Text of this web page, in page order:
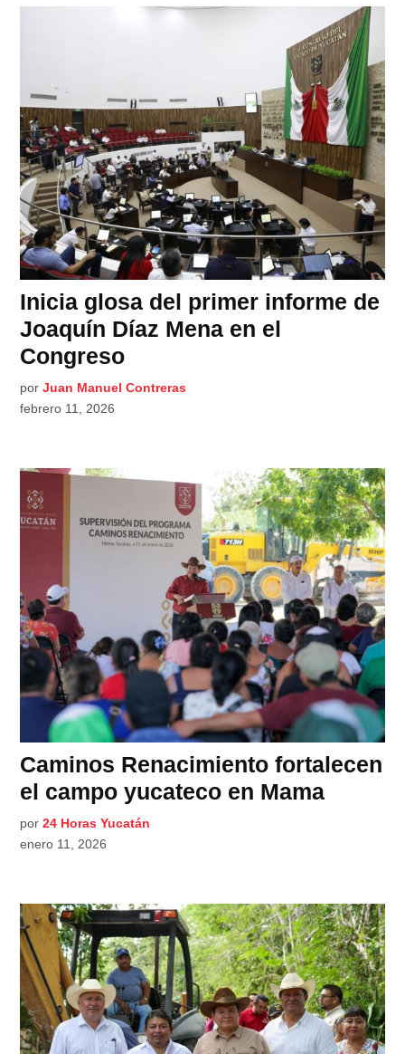
Inicia glosa del primer informe de
Joaquín Díaz Mena en el
Congreso
por Juan Manuel Contreras
febrero 11, 2026
Caminos Renacimiento fortalecen
el campo yucateco en Mama
por 24 Horas Yucatán
enero 11, 2026